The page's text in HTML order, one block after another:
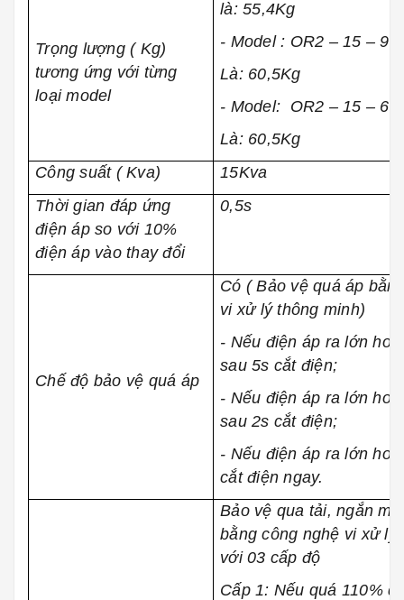
Trọng lượng ( Kg)
tương ứng với từng
loại model
là: 55,4Kg
- Model : OR2 – 15 – 90
Là: 60,5Kg
- Model: OR2 – 15 – 60
Là: 60,5Kg
Công suất ( Kva)
15Kva
Thời gian đáp ứng
điện áp so với 10%
điện áp vào thay đổi
0,5s
Chế độ bảo vệ quá áp
Có ( Bảo vệ quá áp
vi xử lý thông minh)
- Nếu điện áp ra lớn
sau 5s cắt điện;
- Nếu điện áp ra lớn
sau 2s cắt điện;
- Nếu điện áp ra lớn
cắt điện ngay.
Bảo vệ qua tải, ngắn
bằng công nghệ vi xử lý
với 03 cấp độ
Cấp 1: Nếu quá 110%